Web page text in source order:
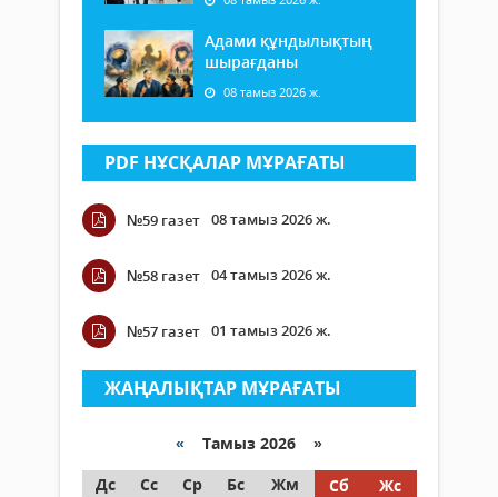
Адами құндылықтың
шырағданы
08 тамыз 2026 ж.
PDF НҰСҚАЛАР МҰРАҒАТЫ
№59 газет 08 тамыз 2026 ж.
№58 газет 04 тамыз 2026 ж.
№57 газет 01 тамыз 2026 ж.
ЖАҢАЛЫҚТАР МҰРАҒАТЫ
« Тамыз 2026 »
Дс
Сс Ср Бс Жм Сб
Жс